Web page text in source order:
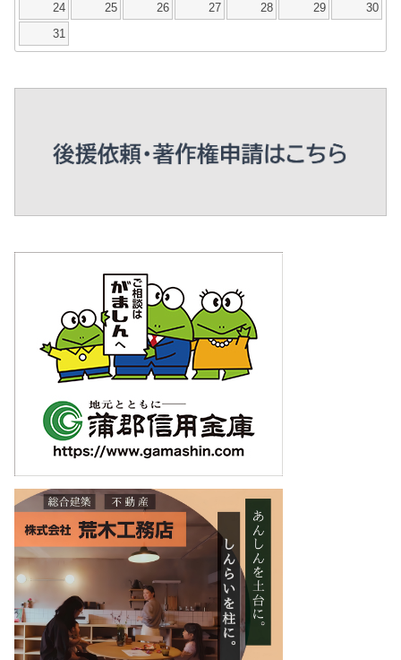
24 25 26 27 28 29 30
31